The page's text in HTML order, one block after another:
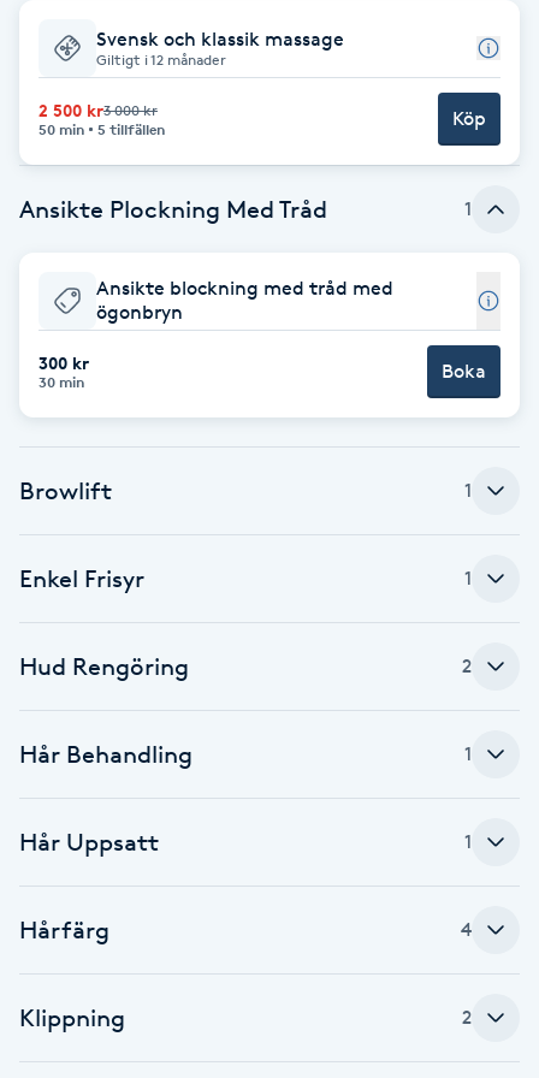
Babylights
Balayage
Barnklippning
BIAB
Blowout
Brynformning
Brynplockning
Celluliter
Coachning
Color correction
Svensk och klassik massage
Giltigt i 12 månader
2 500 kr3 000 kr
50 min
5 tillfällen Köp
Ansikte Plockning Med Tråd 1
Ansikte blockning med tråd med
ögonbryn
300 kr
30 min Boka
Browlift 1
Enkel Frisyr 1
Hud Rengöring 2
Hår Behandling 1
Hår Uppsatt 1
Hårfärg 4
Klippning 2